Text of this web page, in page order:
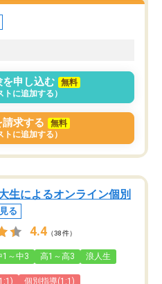
申し込む
無料
トに追加する）
請求する
無料
トに追加する）
生によるオンライン個別
る
4.4 （38件）
1～中3 高1～高3 浪人生
個別指導(1:1)